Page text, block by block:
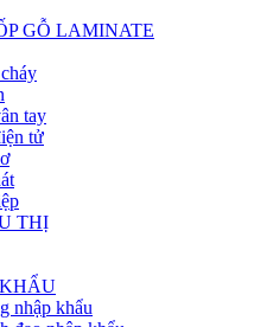
GỖ LAMINATE
tay
tử
THỊ
nhập khẩu